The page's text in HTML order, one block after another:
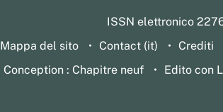
ISSN elettronico
Mappa del sito
Contact (it) Crediti
Conception : Chapitre neuf
Edito con